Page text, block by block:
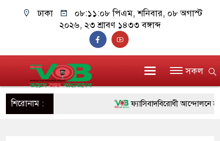
ঢাকা ০৮:১১:০৯ পিএম, শনিবার, ০৮ অগাস্ট
২০২৬, ২৩ শ্রাবণ ১৪৩৩ বঙ্গাব্দ
সকল
শিরোনাম : ফ্যাসিবাদবিরোধী আন্দোলনে